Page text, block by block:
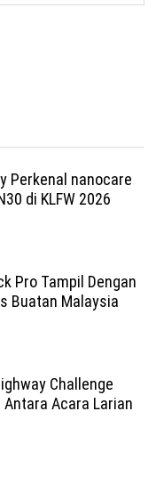
Perkenal nanocare
di KLFW 2026
Pro Tampil Dengan
Buatan Malaysia
Challenge
Antara Acara Larian